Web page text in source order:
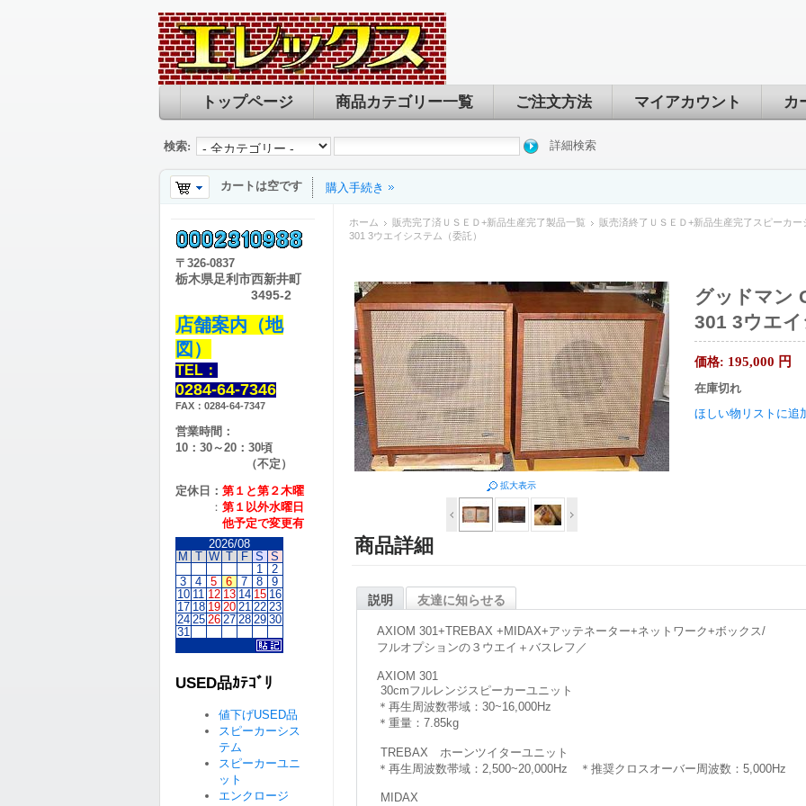
トップページ 商品カテゴリー一覧 ご注文方法 マイアカウント カ
検索: 詳細検索
カートは空です 購入手続き
ホーム 販売完了済ＵＳＥＤ+新品生産完了製品一覧
販売済終了ＵＳＥＤ+新品生産完了スピーカー
301 3ウエイシステム（委託）
拡大表示
グッドマン
301 3ウエ
価格: 195,000 円
在庫切れ
ほしい物リストに追
商品詳細
説明 友達に知らせる
AXIOM 301+TREBAX +MIDAX+アッテネーター+ネットワーク+ボックス/
フルオプションの３ウエイ＋バスレフ／
AXIOM 301
30cmフルレンジスピーカーユニット
＊再生周波数帯域：30~16,000Hz
＊重量：7.85kg
TREBAX ホーンツイターユニット
＊再生周波数帯域：2,500~20,000Hz ＊推奨クロスオーバー周波数：5,000Hz
MIDAX
〒 326-0837
栃木県足利市西新井町
3495-2
店舗案内（地
図）
TEL：
0284-64-7346
FAX：0284-64-7347
営業時間：
10：30～20：30頃
（不定）
定休日： 第１と第２木曜
： 第１以外水曜日
他予定で変更有
2026/08
M
T W T F S S
1
2
3
4 5 6 7 8
9
10 11 12 13 14 15 16
17 18 19 20 21 22 23
24 25 26 27 28 29 30
31
USED品ｶﾃｺﾞﾘ
値下げUSED品
スピーカーシス
テム
スピーカーユニ
ット
エンクロージ